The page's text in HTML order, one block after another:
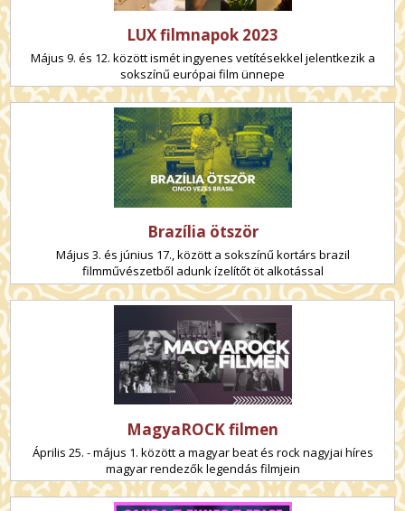
LUX filmnapok 2023
Május 9. és 12. között ismét ingyenes vetítésekkel jelentkezik a
sokszínű európai film ünnepe
Brazília ötször
Május 3. és június 17., között a sokszínű kortárs brazil
filmművészetből adunk ízelítőt öt alkotással
MagyaROCK filmen
Április 25. - május 1. között a magyar beat és rock nagyjai híres
magyar rendezők legendás filmjein